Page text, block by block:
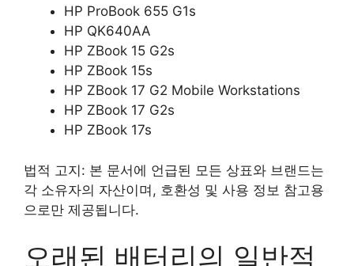
HP ProBook 655 G1s
HP QK640AA
HP ZBook 15 G2s
HP ZBook 15s
HP ZBook 17 G2 Mobile Workstations
HP ZBook 17 G2s
HP ZBook 17s
법적 고지: 본 문서에 언급된 모든 상표와 브랜드는
각 소유자의 자산이며, 호환성 및 사용 정보 참고용
으로만 제공됩니다.
오래된 배터리의 일반적